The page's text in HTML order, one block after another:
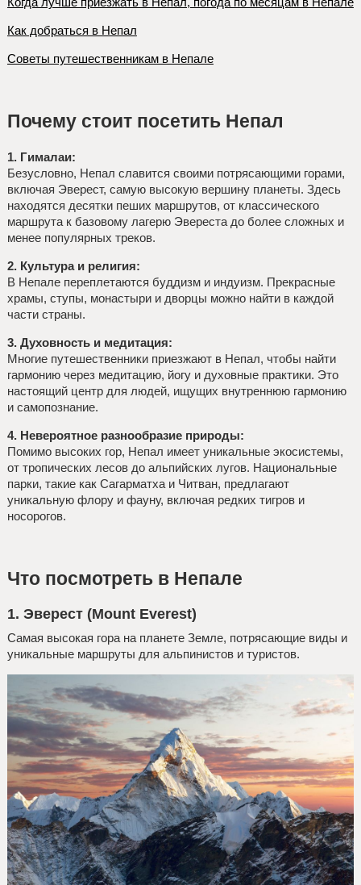
Как добраться в Непал
Советы путешественникам в Непале
Почему стоит посетить Непал
1. Гималаи:
Безусловно, Непал славится своими потрясающими горами,
включая Эверест, самую высокую вершину планеты. Здесь
находятся десятки пеших маршрутов, от классического
маршрута к базовому лагерю Эвереста до более сложных и
менее популярных треков.
2. Культура и религия:
В Непале переплетаются буддизм и индуизм. Прекрасные
храмы, ступы, монастыри и дворцы можно найти в каждой
части страны.
3. Духовность и медитация:
Многие путешественники приезжают в Непал, чтобы найти
гармонию через медитацию, йогу и духовные практики. Это
настоящий центр для людей, ищущих внутреннюю гармонию
и самопознание.
4. Невероятное разнообразие природы:
Помимо высоких гор, Непал имеет уникальные экосистемы,
от тропических лесов до альпийских лугов. Национальные
парки, такие как Сагарматха и Читван, предлагают
уникальную флору и фауну, включая редких тигров и
носорогов.
Что посмотреть в Непале
1. Эверест (Mount Everest)
Самая высокая гора на планете Земле, потрясающие виды и
уникальные маршруты для альпинистов и туристов.